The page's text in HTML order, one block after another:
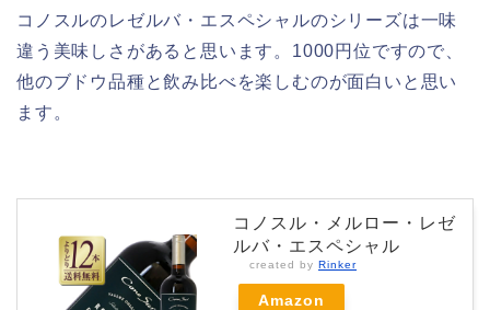
コノスルのレゼルバ・エスペシャルのシリーズは一味
違う美味しさがあると思います。1000円位ですので、
他のブドウ品種と飲み比べを楽しむのが面白いと思い
ます。
コノスル・メルロー・レゼ
ルバ・エスペシャル
created by Rinker
Amazon